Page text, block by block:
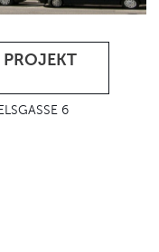
PROJEKT
6